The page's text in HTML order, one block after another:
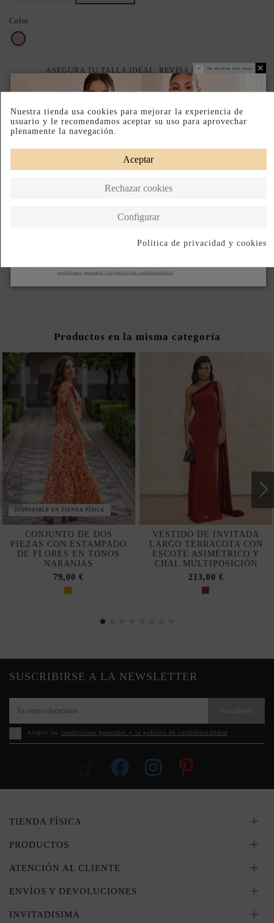
Color
Rosa
ASEGURA TU TALLA IDEAL: REVISA LA GUÍA.
Déjanos tu email y te avisaremos en cuanto vuelva a estar disponible.
condiciones generales y la política de confidencialidad
Avisame cuando vuelva
Devoluciones Fáciles
DESCRIPCIÓN
Productos en la misma categoría
DISPONIBLE EN TIENDA FÍSICA
CONJUNTO DE DOS
PIEZAS CON ESTAMPADO
DE FLORES EN TONOS
NARANJAS
79,00 €
VESTIDO DE INVITADA
LARGO TERRACOTA CON
ESCOTE ASIMÉTRICO Y
CHAL MULTIPOSICIÓN
213,00 €
SUSCRIBIRSE A LA NEWSLETTER
Acepto las condiciones generales y la política de confidencialidad
TIENDA FÍSICA
PRODUCTOS
ATENCIÓN AL CLIENTE
ENVÍOS Y DEVOLUCIONES
INVITADISIMA
No mostrar más veces
condiciones generales y la política de confidencialidad
Nuestra tienda usa cookies para mejorar la experiencia de
usuario y le recomendamos aceptar su uso para aprovechar
plenamente la navegación.
Aceptar
Rechazar cookies
Configurar
Política de privacidad y cookies